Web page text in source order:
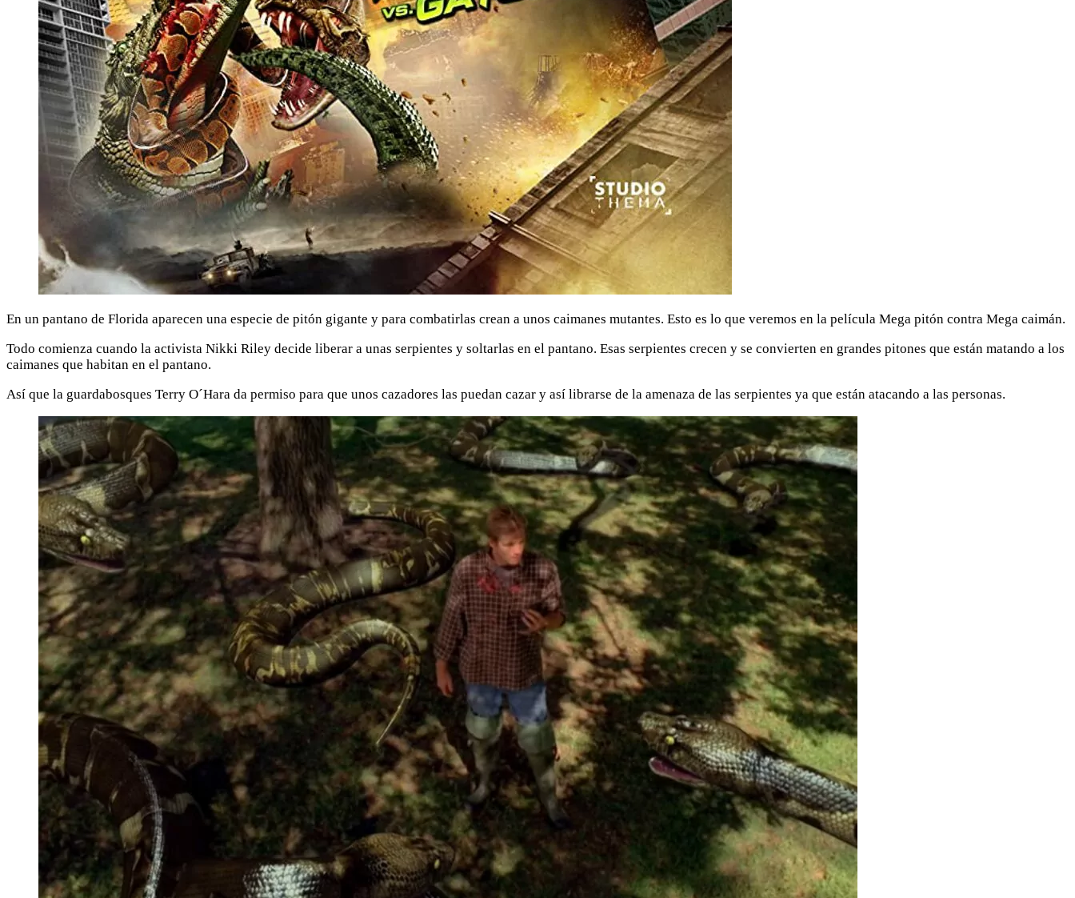
En un pantano de Florida aparecen una especie de pitón gigante y para combatirlas crean a unos caimanes mutantes. Esto es lo que veremos en la película Mega pitón contra Mega caimán.
Todo comienza cuando la activista Nikki Riley decide liberar a unas serpientes y soltarlas en el pantano. Esas serpientes crecen y se convierten en grandes pitones que están matando a los
caimanes que habitan en el pantano.
Así que la guardabosques Terry O´Hara da permiso para que unos cazadores las puedan cazar y así librarse de la amenaza de las serpientes ya que están atacando a las personas.